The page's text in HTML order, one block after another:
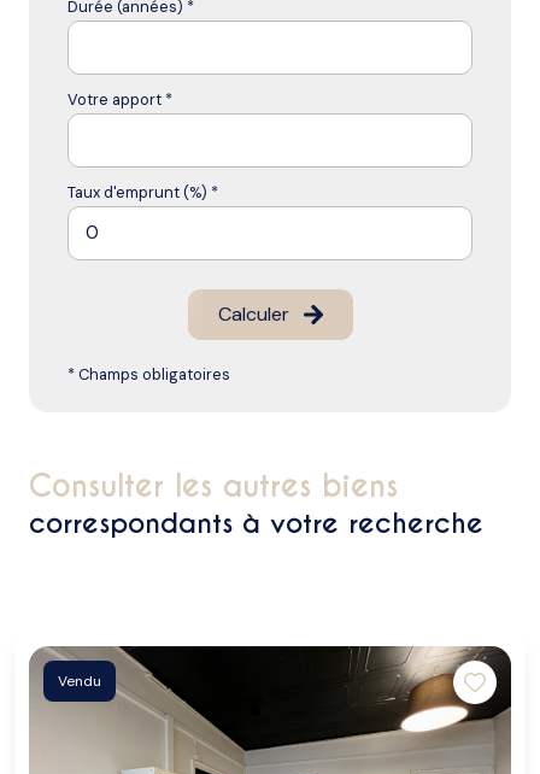
Durée (années) *
Votre apport *
Taux d'emprunt (%) *
Calculer
* Champs obligatoires
consulter les autres biens
correspondants à votre recherche
Vendu